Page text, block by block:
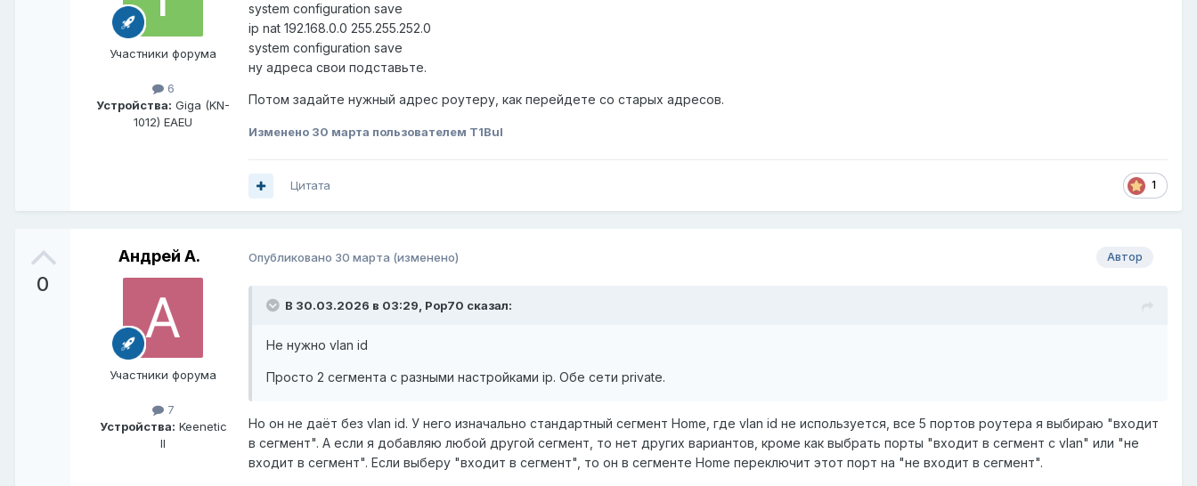
Участники форума
6
Устройства: Giga (KN-
1012) EAEU
system configuration save
ip nat 192.168.0.0 255.255.252.0
system configuration save
ну адреса свои подставьте.
Потом задайте нужный адрес роутеру, как перейдете со старых адресов.
Изменено 30 марта пользователем T1Bul
1
Цитата
0
Андрей А.
Участники форума
7
Устройства: Keenetic
II
Автор
Опубликовано 30 марта (изменено)
В 30.03.2026 в 03:29, Pop70 сказал:
Не нужно vlan id
Просто 2 сегмента с разными настройками ip. Обе сети private.
Но он не даёт без vlan id. У него изначально стандартный сегмент Home, где vlan id не используется, все 5 портов роутера я выбираю "входит
в сегмент". А если я добавляю любой другой сегмент, то нет других вариантов, кроме как выбрать порты "входит в сегмент с vlan" или "не
входит в сегмент". Если выберу "входит в сегмент", то он в сегменте Home переключит этот порт на "не входит в сегмент".